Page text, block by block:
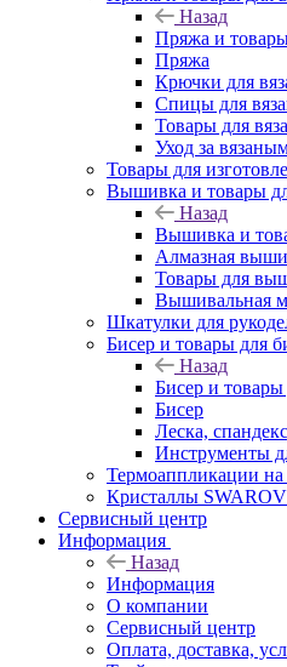
Назад
Пряжа и
Пряжа
Крючки для
Спицы для
Товары для
Уход за
Товары для
Вышивка и товары
Назад
Вышивка и
Алмазная
Товары для
Вышивальная
Шкатулки для
Бисер и товары для
Назад
Бисер и товары
Бисер
Леска,
Инструменты
Термоаппликации
Кристаллы
Сервисный центр
Информация
Назад
Информация
О компании
Сервисный центр
Оплата, доставка,